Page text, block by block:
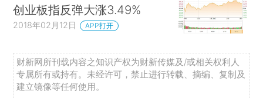
创业板指反弹大涨3.49%
2018年02月12日 APP打开
财新网所刊载内容之知识产权为财新传媒及/或相关权利人
专属所有或持有。未经许可，禁止进行转载、摘编、复制及
建立镜像等任何使用。